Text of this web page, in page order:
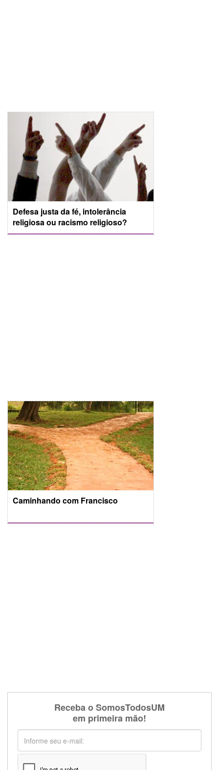
Defesa justa da fé, intolerância
religiosa ou racismo religioso?
Caminhando com Francisco
Receba o SomosTodosUM
em primeira mão!